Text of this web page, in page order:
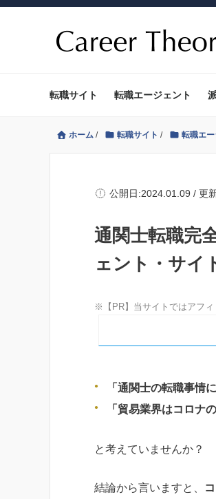
転職サイト 転職エージェント
ホーム / 転職サイト / 転職エー
公開日:2024.01.09 / 更
通関士転職完
ェント・サイ
「通関士の転職事情
「貿易業界はコロナ
と考えていませんか？
結論から言いますと、